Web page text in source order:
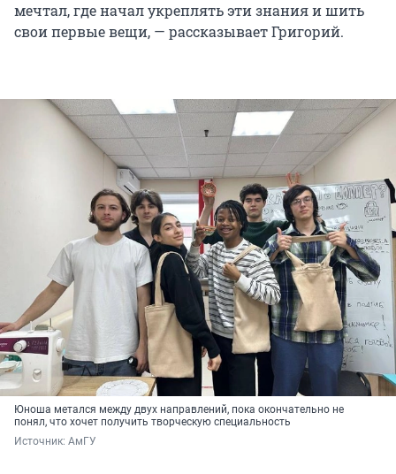
мечтал, где начал укреплять эти знания и шить
свои первые вещи, — рассказывает Григорий.
Юноша метался между двух направлений, пока окончательно не
понял, что хочет получить творческую специальность
Источник: АмГУ